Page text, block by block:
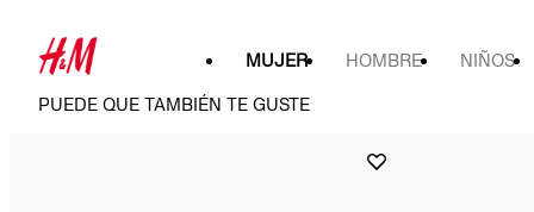
MUJER HOMBRE NIÑOS
PUEDE QUE TAMBIÉN TE GUSTE